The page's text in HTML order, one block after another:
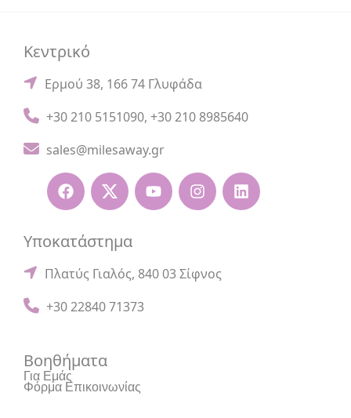
Κεντρικό
Ερμού 38, 166 74 Γλυφάδα
+30 210 5151090, +30 210 8985640
sales@milesaway.gr
Υποκατάστημα
Πλατύς Γιαλός, 840 03 Σίφνος
+30 22840 71373
Βοηθήματα
Για Εμάς
Φόρμα Επικοινωνίας